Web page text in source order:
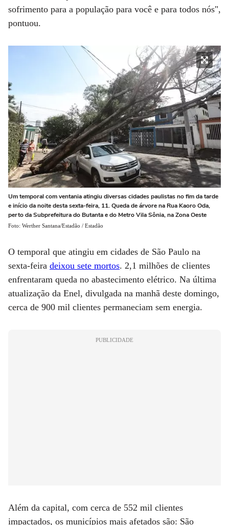
sofrimento para a população para você e para todos nós",
pontuou.
Um temporal com ventania atingiu diversas cidades paulistas no fim da tarde
e início da noite desta sexta-feira, 11. Queda de árvore na Rua Kaoro Oda,
perto da Subprefeitura do Butanta e do Metro Vila Sônia, na Zona Oeste
Foto: Werther Santana/Estadão / Estadão
O temporal que atingiu em cidades de São Paulo na
sexta-feira deixou sete mortos. 2,1 milhões de clientes
enfrentaram queda no abastecimento elétrico. Na última
atualização da Enel, divulgada na manhã deste domingo,
cerca de 900 mil clientes permaneciam sem energia.
PUBLICIDADE
Além da capital, com cerca de 552 mil clientes
impactados, os municípios mais afetados são: São